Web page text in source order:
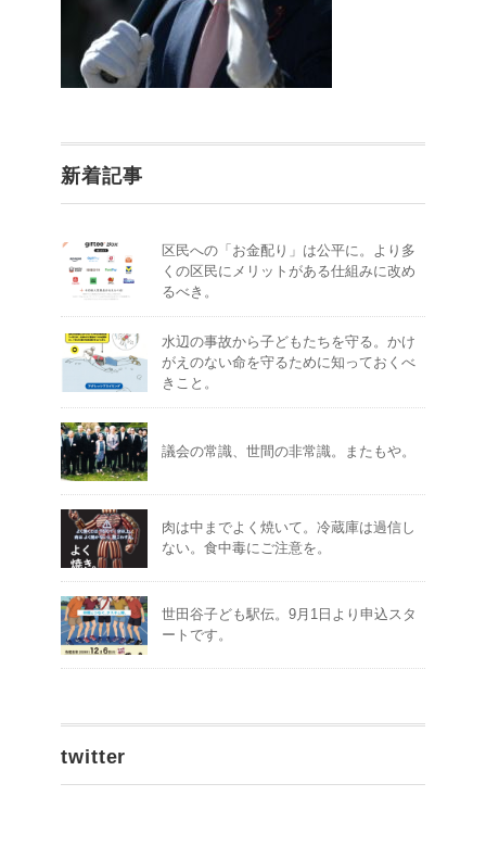
新着記事
区民への「お金配り」は公平に。より多
くの区民にメリットがある仕組みに改め
るべき。
水辺の事故から子どもたちを守る。かけ
がえのない命を守るために知っておくべ
きこと。
議会の常識、世間の非常識。またもや。
肉は中までよく焼いて。冷蔵庫は過信し
ない。食中毒にご注意を。
世田谷子ども駅伝。9月1日より申込スタ
ートです。
twitter